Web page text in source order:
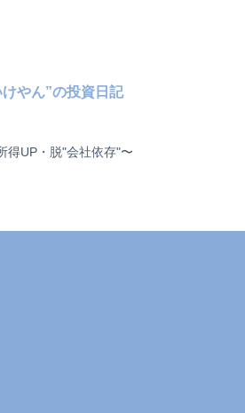
やん”の投資日記
得UP・脱"会社依存"〜